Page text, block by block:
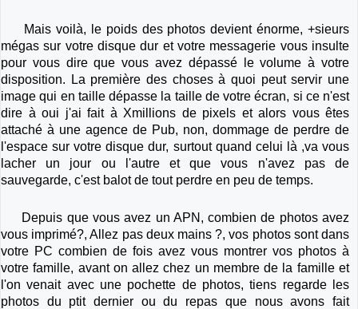
Mais voilà, le poids des photos devient énorme, +sieurs
mégas sur votre disque dur et votre messagerie vous insulte
pour vous dire que vous avez dépassé le volume à votre
disposition. La première des choses à quoi peut servir une
image qui en taille dépasse la taille de votre écran, si ce n'est
dire à oui j'ai fait à Xmillions de pixels et alors vous êtes
attaché à une agence de Pub, non, dommage de perdre de
l'espace sur votre disque dur, surtout quand celui là ,va vous
lacher un jour ou l'autre et que vous n'avez pas de
sauvegarde, c'est balot de tout perdre en peu de temps.
Depuis que vous avez un APN, combien de photos avez
vous imprimé?, Allez pas deux mains ?, vos photos sont dans
votre PC combien de fois avez vous montrer vos photos à
votre famille, avant on allez chez un membre de la famille et
l'on venait avec une pochette de photos, tiens regarde les
photos du ptit dernier ou du repas que nous avons fait